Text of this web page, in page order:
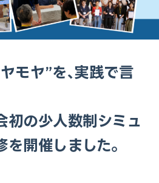
モヤ”を、実践で言
初の少人数制シミュ
を開催しました。